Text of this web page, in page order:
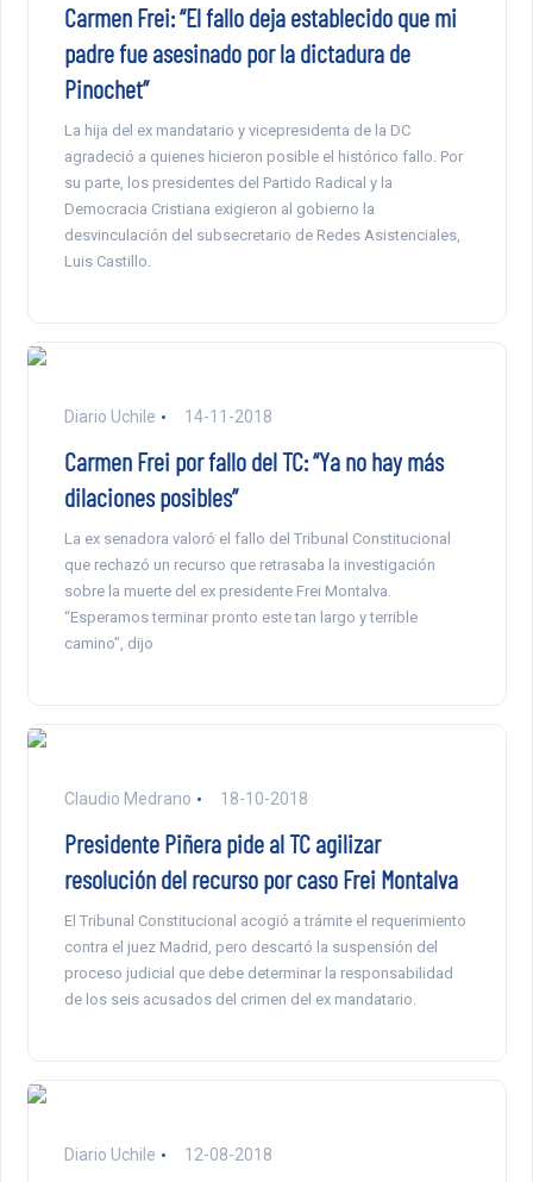
Carmen Frei: “El fallo deja establecido que mi
padre fue asesinado por la dictadura de
Pinochet”
La hija del ex mandatario y vicepresidenta de la DC
agradeció a quienes hicieron posible el histórico fallo. Por
su parte, los presidentes del Partido Radical y la
Democracia Cristiana exigieron al gobierno la
desvinculación del subsecretario de Redes Asistenciales,
Luis Castillo.
Diario Uchile 14-11-2018
Carmen Frei por fallo del TC: “Ya no hay más
dilaciones posibles”
La ex senadora valoró el fallo del Tribunal Constitucional
que rechazó un recurso que retrasaba la investigación
sobre la muerte del ex presidente Frei Montalva.
“Esperamos terminar pronto este tan largo y terrible
camino”, dijo
Claudio Medrano 18-10-2018
Presidente Piñera pide al TC agilizar
resolución del recurso por caso Frei Montalva
El Tribunal Constitucional acogió a trámite el requerimiento
contra el juez Madrid, pero descartó la suspensión del
proceso judicial que debe determinar la responsabilidad
de los seis acusados del crimen del ex mandatario.
Diario Uchile 12-08-2018